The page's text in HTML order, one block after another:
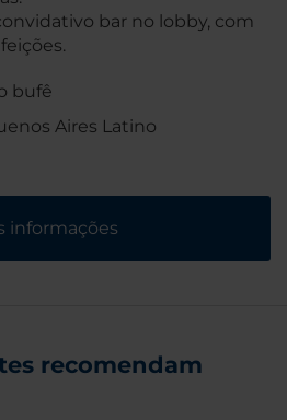
bar no lobby, com
bufê
Aires Latino
informações
recomendam